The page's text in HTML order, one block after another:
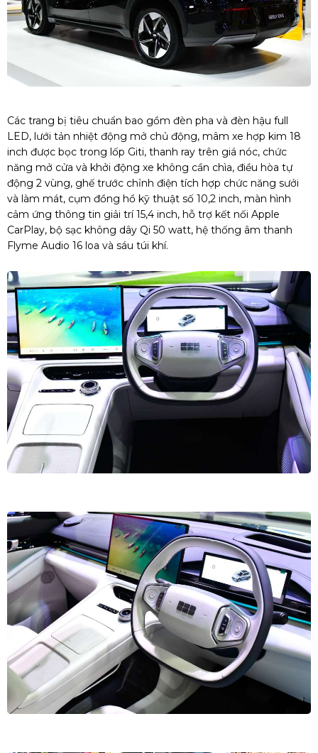
Các trang bị tiêu chuẩn bao gồm đèn pha và đèn hậu full
LED, lưới tản nhiệt động mở chủ động, mâm xe hợp kim 18
inch được bọc trong lốp Giti, thanh ray trên giá nóc, chức
năng mở cửa và khởi động xe không cần chìa, điều hòa tự
động 2 vùng, ghế trước chỉnh điện tích hợp chức năng sưởi
và làm mát, cụm đồng hồ kỹ thuật số 10,2 inch, màn hình
cảm ứng thông tin giải trí 15,4 inch, hỗ trợ kết nối Apple
CarPlay, bộ sạc không dây Qi 50 watt, hệ thống âm thanh
Flyme Audio 16 loa và sáu túi khí.